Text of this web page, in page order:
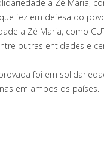
a Zé Maria,
fez em defesa do
a Zé Maria, como
outras entidades e
foi em
em ambos os países.